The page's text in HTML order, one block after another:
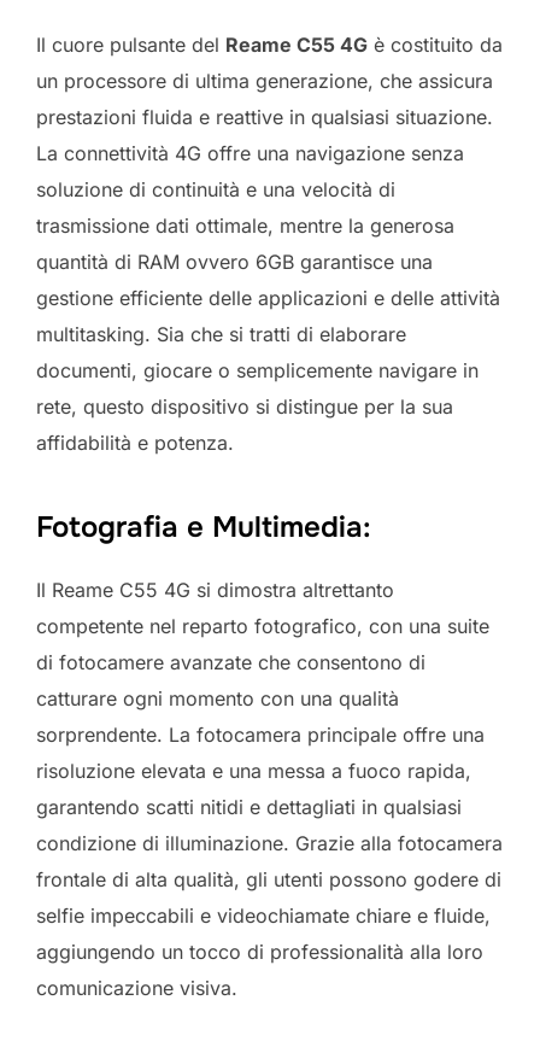
Il cuore pulsante del Reame C55 4G è costituito da
un processore di ultima generazione, che assicura
prestazioni fluida e reattive in qualsiasi situazione.
La connettività 4G offre una navigazione senza
soluzione di continuità e una velocità di
trasmissione dati ottimale, mentre la generosa
quantità di RAM ovvero 6GB garantisce una
gestione efficiente delle applicazioni e delle attività
multitasking. Sia che si tratti di elaborare
documenti, giocare o semplicemente navigare in
rete, questo dispositivo si distingue per la sua
affidabilità e potenza.
Fotografia e Multimedia:
Il Reame C55 4G si dimostra altrettanto
competente nel reparto fotografico, con una suite
di fotocamere avanzate che consentono di
catturare ogni momento con una qualità
sorprendente. La fotocamera principale offre una
risoluzione elevata e una messa a fuoco rapida,
garantendo scatti nitidi e dettagliati in qualsiasi
condizione di illuminazione. Grazie alla fotocamera
frontale di alta qualità, gli utenti possono godere di
selfie impeccabili e videochiamate chiare e fluide,
aggiungendo un tocco di professionalità alla loro
comunicazione visiva.